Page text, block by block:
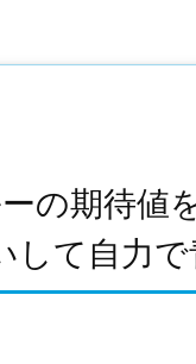
の期待値
して自力